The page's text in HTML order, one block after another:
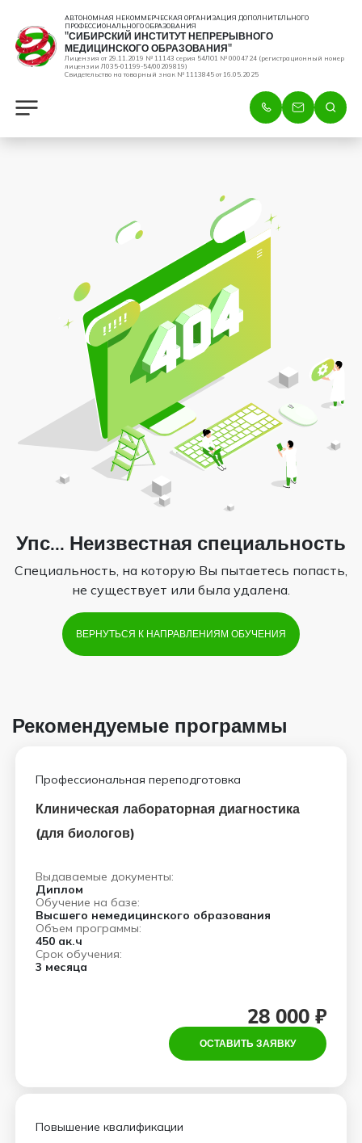
АВТОНОМНАЯ НЕКОММЕРЧЕСКАЯ ОРГАНИЗАЦИЯ ДОПОЛНИТЕЛЬНОГО
ПРОФЕССИОНАЛЬНОГО ОБРАЗОВАНИЯ
"СИБИРСКИЙ ИНСТИТУТ НЕПРЕРЫВНОГО
МЕДИЦИНСКОГО ОБРАЗОВАНИЯ"
Лицензия от 29.11.2019 № 11143 серия 54ЛО1 № 0004724 (регистрационный номер
лицензии Л035-01199-54/00209819)
Свидетельство на товарный знак № 1113845 от 16.05.2025
Упс... Неизвестная специальность
Специальность, на которую Вы пытаетесь попасть,
не существует или была удалена.
ВЕРНУТЬСЯ К НАПРАВЛЕНИЯМ ОБУЧЕНИЯ
Рекомендуемые программы
Профессиональная переподготовка
Клиническая лабораторная диагностика
(для биологов)
Выдаваемые документы:
Диплом
Обучение на базе:
Высшего немедицинского образования
Объем программы:
450 ак.ч
Срок обучения:
3 месяца
28 000 ₽
ОСТАВИТЬ ЗАЯВКУ
Повышение квалификации